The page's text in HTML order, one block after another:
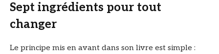
Sept ingrédients pour tout
changer
Le principe mis en avant dans son livre est simple :